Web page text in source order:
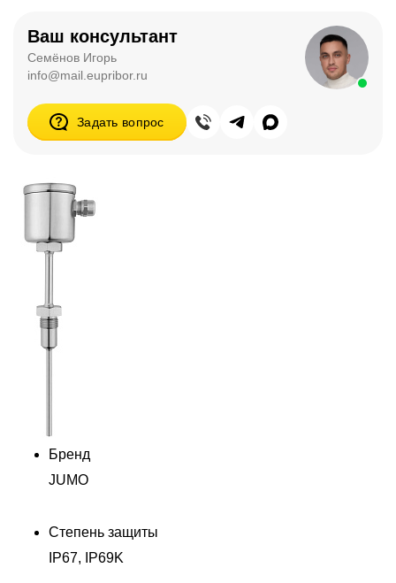
Ваш консультант
Семёнов Игорь
info@mail.eupribor.ru
Задать вопрос
Бренд
JUMO
Степень защиты
IP67, IP69K